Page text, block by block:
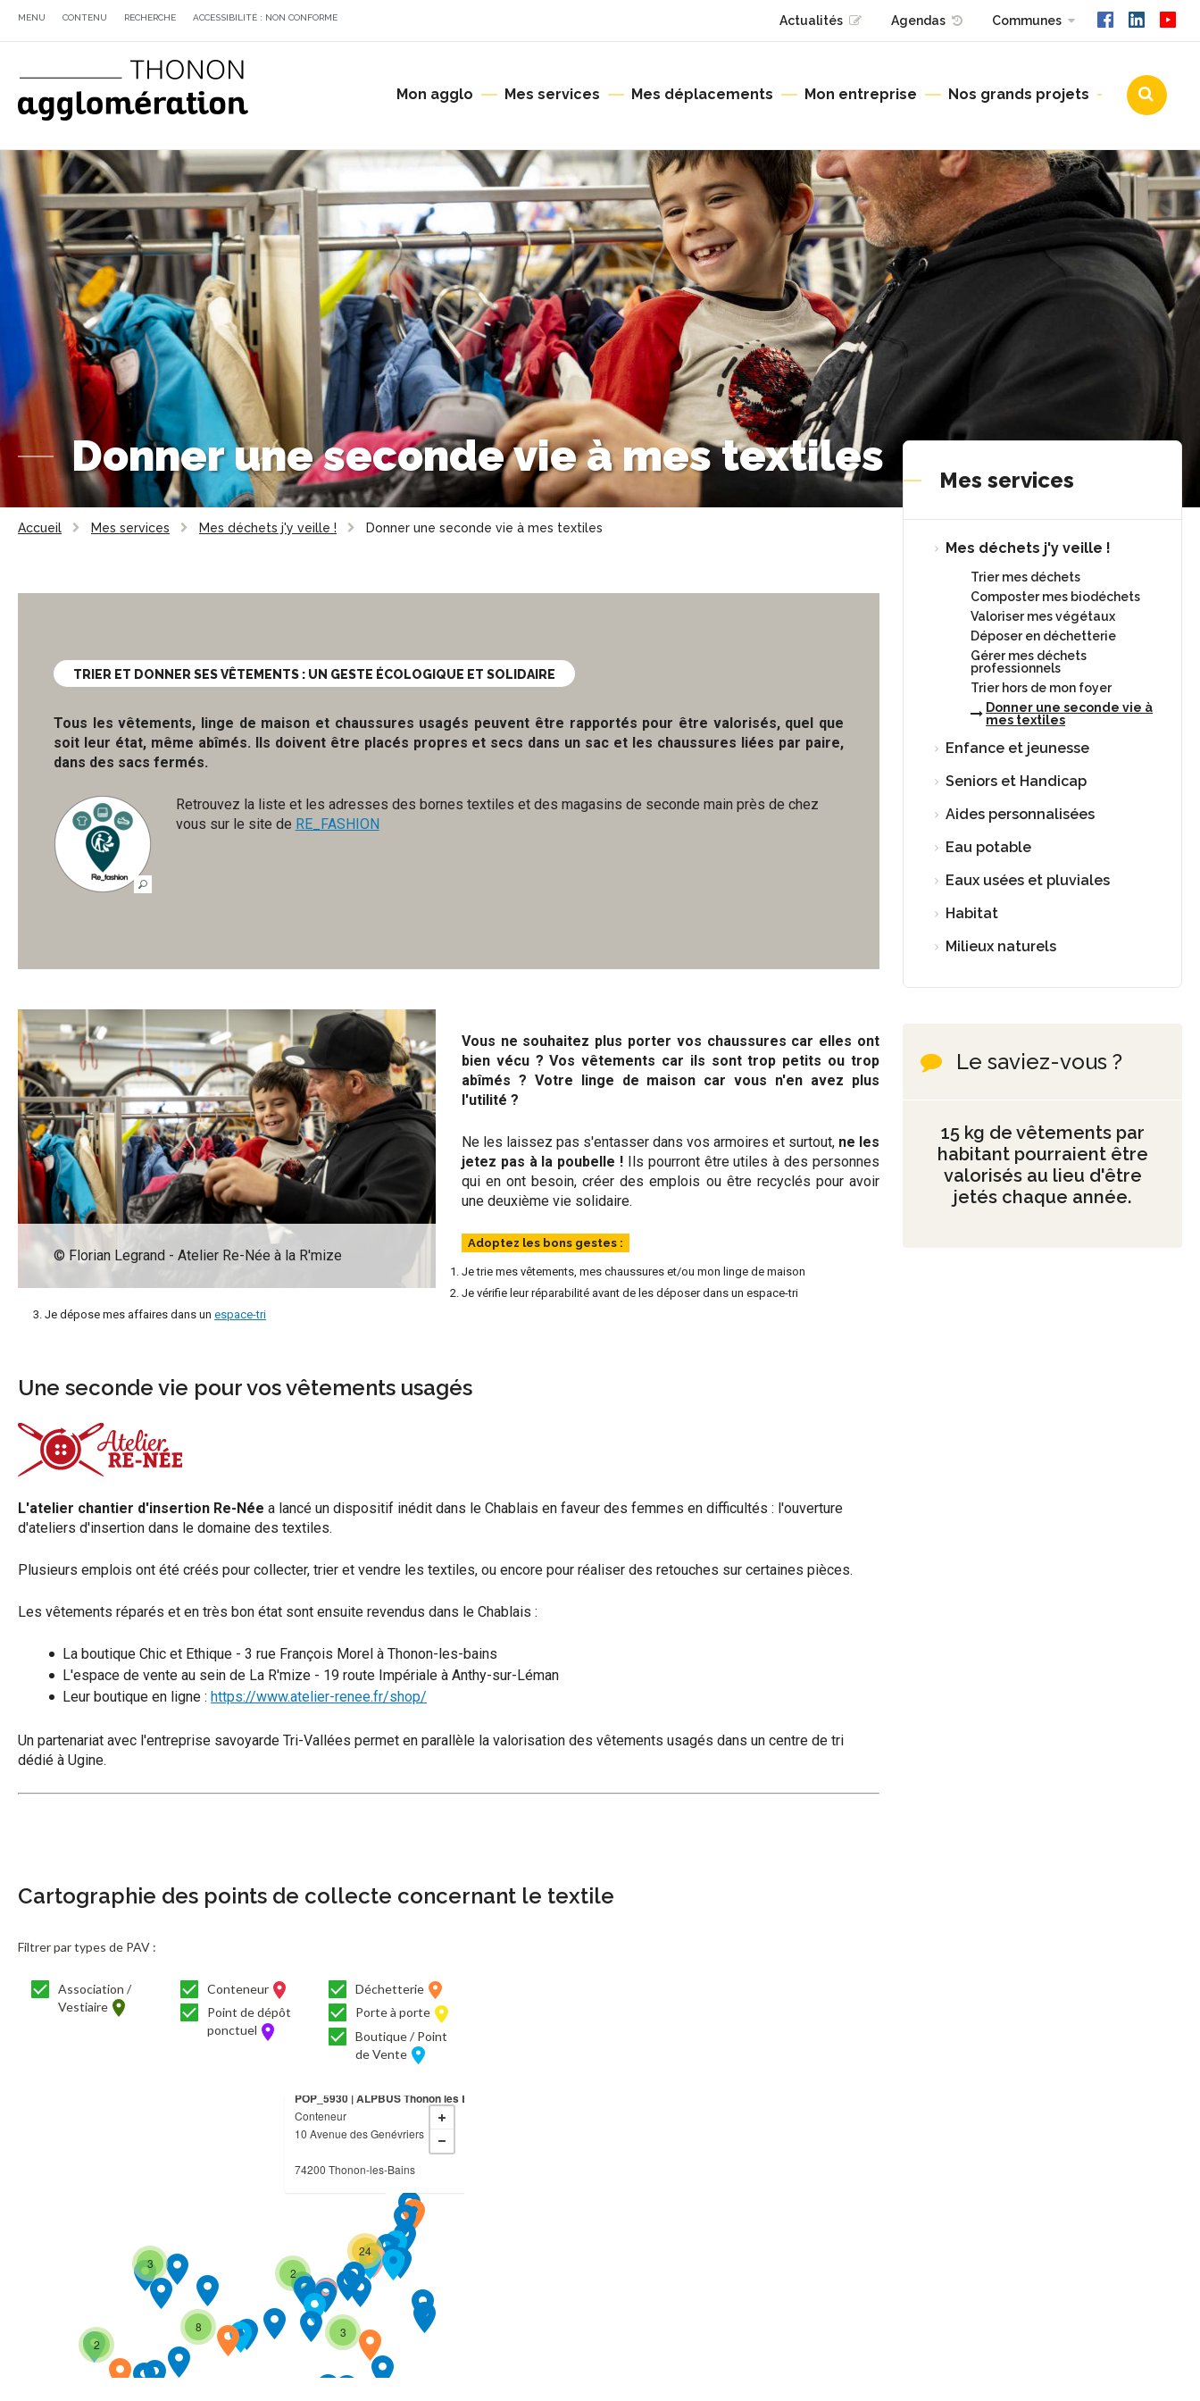
MENU CONTENU RECHERCHE ACCESSIBILITÉ : NON CONFORME Actualités Agendas Communes
Mon agglo Mes services Mes déplacements Mon entreprise Nos grands projets
Urbanisme
Donner une seconde vie à mes textiles
Accueil Mes services Mes déchets j'y veille ! Donner une seconde vie à mes textiles
TRIER ET DONNER SES VÊTEMENTS : UN GESTE ÉCOLOGIQUE ET SOLIDAIRE
Tous les vêtements, linge de maison et chaussures usagés peuvent être rapportés pour être valorisés, quel que
soit leur état, même abîmés. Ils doivent être placés propres et secs dans un sac et les chaussures liées par paire,
dans des sacs fermés.
Retrouvez la liste et les adresses des bornes textiles et des magasins de seconde main près de chez
vous sur le site de RE_FASHION
© Florian Legrand - Atelier Re-Née à la R'mize
Vous ne souhaitez plus porter vos chaussures car elles ont
bien vécu ? Vos vêtements car ils sont trop petits ou trop
abîmés ? Votre linge de maison car vous n'en avez plus
l'utilité ?
Ne les laissez pas s'entasser dans vos armoires et surtout, ne les
jetez pas à la poubelle ! Ils pourront être utiles à des personnes
qui en ont besoin, créer des emplois ou être recyclés pour avoir
une deuxième vie solidaire.
Adoptez les bons gestes :
Je trie mes vêtements, mes chaussures et/ou mon linge de maison
Je vérifie leur réparabilité avant de les déposer dans un espace-tri
Je dépose mes affaires dans un espace-tri
Une seconde vie pour vos vêtements usagés
L'atelier chantier d'insertion Re-Née a lancé un dispositif inédit dans le Chablais en faveur des femmes en difficultés : l'ouverture
d'ateliers d'insertion dans le domaine des textiles.
Plusieurs emplois ont été créés pour collecter, trier et vendre les textiles, ou encore pour réaliser des retouches sur certaines pièces.
Les vêtements réparés et en très bon état sont ensuite revendus dans le Chablais :
La boutique Chic et Ethique - 3 rue François Morel à Thonon-les-bains
L'espace de vente au sein de La R'mize - 19 route Impériale à Anthy-sur-Léman
Leur boutique en ligne : https://www.atelier-renee.fr/shop/
Un partenariat avec l'entreprise savoyarde Tri-Vallées permet en parallèle la valorisation des vêtements usagés dans un centre de tri
dédié à Ugine.
Cartographie des points de collecte concernant le textile
Mes services
Mes déchets j'y veille !
Trier mes déchets
Composter mes biodéchets
Valoriser mes végétaux
Déposer en déchetterie
Gérer mes déchets
professionnels
Trier hors de mon foyer
Donner une seconde vie à
mes textiles
Enfance et jeunesse
Seniors et Handicap
Aides personnalisées
Eau potable
Eaux usées et pluviales
Habitat
Milieux naturels
Le saviez-vous ?
15 kg de vêtements par
habitant pourraient être
valorisés au lieu d'être
jetés chaque année.